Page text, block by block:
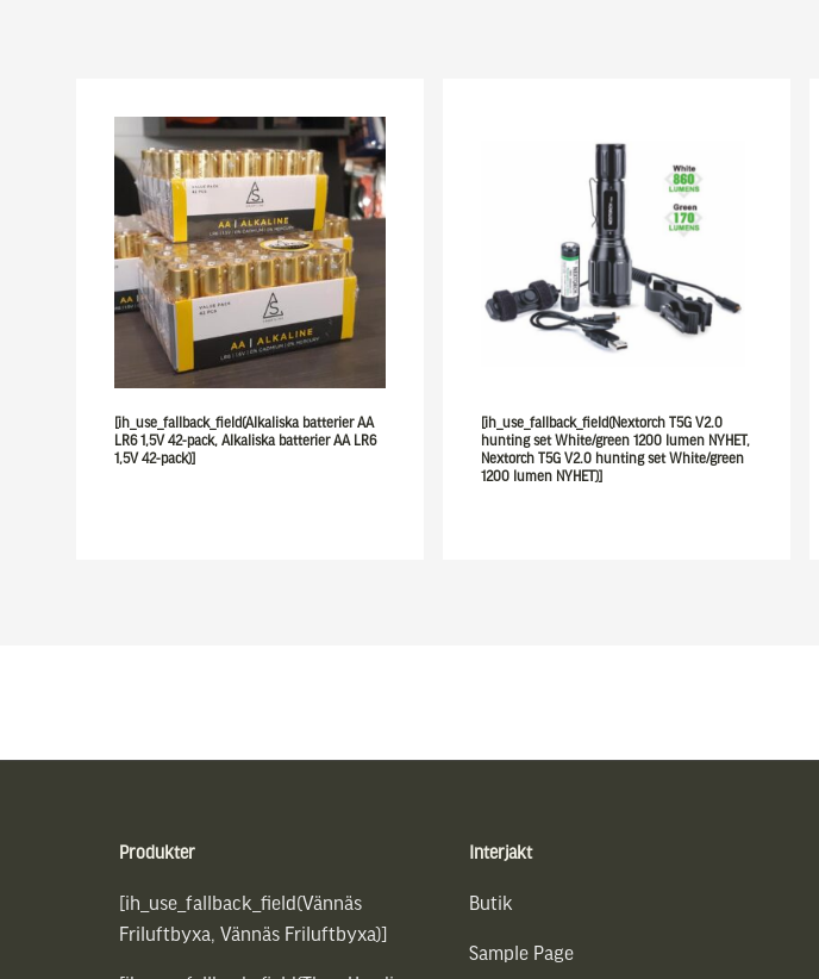
[ih_use_fallback_field(Alkaliska batterier AA
LR6 1,5V 42-pack, Alkaliska batterier AA LR6
1,5V 42-pack)]
[ih_use_fallback_field(Nextorch T5G V2.0
hunting set White/green 1200 lumen NYHET,
Nextorch T5G V2.0 hunting set White/green
1200 lumen NYHET)]
Produkter
[ih_use_fallback_field(Vännäs
Friluftbyxa, Vännäs Friluftbyxa)]
Interjakt
Butik
Sample Page